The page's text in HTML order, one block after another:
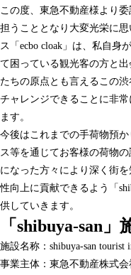
この度、東急不動産様より委
担うこととなり大変光栄に
ス「ecbo cloak」は、私自身
て困っている観光客の方と
たちの原点とも言えるこの
チャレンジできることに非
ます。
今後はこれまでの手荷物預
ス等を通じてお客様の荷物
になった方々により深く街
性向上に貢献できるよう「
供していきます。
「shibuya-san」
施設名称：shibuya-san tourist
事業主体：東急不動産株式会